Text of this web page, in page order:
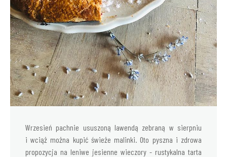
Wrzesień pachnie ususzoną lawendą zebraną w sierpniu
i wciąż można kupić świeże malinki. Oto pyszna i zdrowa
propozycja na leniwe jesienne wieczory - rustykalna tarta